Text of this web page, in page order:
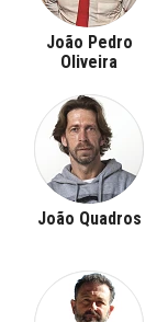
João Pedro
Oliveira
João Quadros